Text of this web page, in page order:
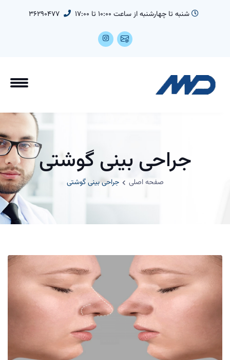
شنبه تا چهارشنبه از ساعت 10:00 تا 17:00 36290477
جراحی بینی گوشتی
صفحه اصلی جراحی بینی گوشتی